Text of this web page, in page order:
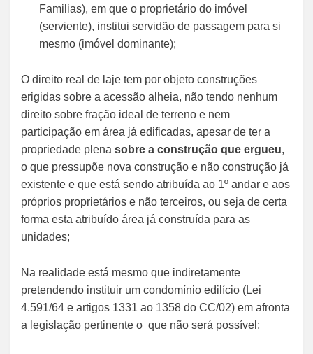
Familias), em que o proprietário do imóvel
(serviente), institui servidão de passagem para si
mesmo (imóvel dominante);
O direito real de laje tem por objeto construções
erigidas sobre a acessão alheia, não tendo nenhum
direito sobre fração ideal de terreno e nem
participação em área já edificadas, apesar de ter a
propriedade plena sobre a construção que ergueu,
o que pressupõe nova construção e não construção já
existente e que está sendo atribuída ao 1º andar e aos
próprios proprietários e não terceiros, ou seja de certa
forma esta atribuído área já construída para as
unidades;
Na realidade está mesmo que indiretamente
pretendendo instituir um condomínio edilício (Lei
4.591/64 e artigos 1331 ao 1358 do CC/02) em afronta
a legislação pertinente o que não será possível;